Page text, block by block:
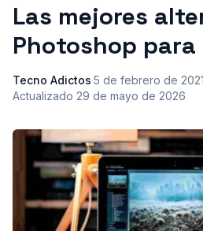
Las mejores
Photoshop para
Tecno Adictos·5 de febrero de 2021
Actualizado 29 de mayo de 2026